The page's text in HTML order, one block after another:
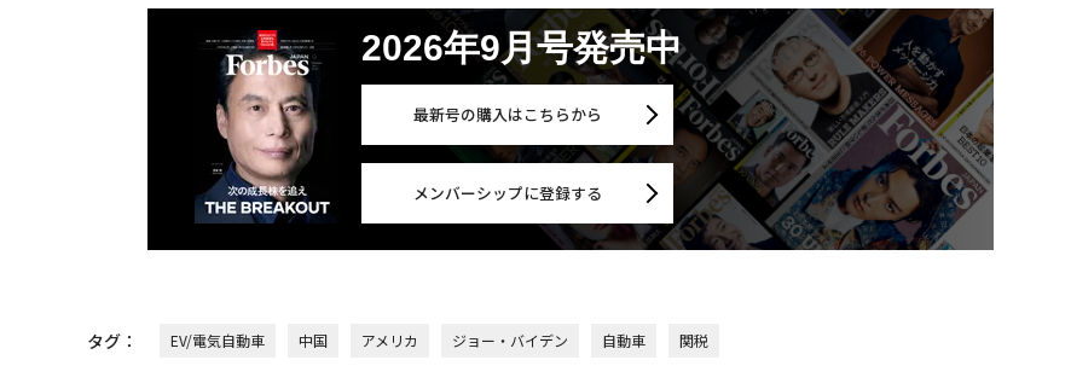
2026年9月号発売中
最新号の購入はこちらから
メンバーシップに登録する
タグ： EV/電気自動車 中国 アメリカ ジョー・バイデン 自動車 関税